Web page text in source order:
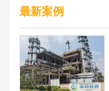
最新案例